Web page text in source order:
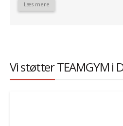
Læs mere
Vi støtter TEAMGYM i